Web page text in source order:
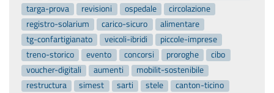
targa-prova
revisioni ospedale
circolazione
registro-solarium
carico-sicuro
alimentare
tg-confartigianato
veicoli-ibridi
piccole-imprese
treno-storico
evento concorsi proroghe
cibo
voucher-digitali
aumenti
mobilit-sostenibile
restructura
simest sarti stele
canton-ticino